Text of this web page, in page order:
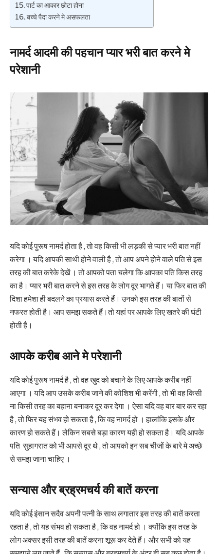
पार्ट का आकार छोटा होना
बच्चे पैदा करने मे असफलता
नामर्द आदमी की पहचान प्यार भरी बात करने मे
परेशानी
यदि कोई पुरूष नामर्द होता है , तो वह किसी भी लड़की से प्यार भरी बात नहीं
करेगा । यदि आपकी साथी होने वाली है , तो आप अपने होने वाले पति से इस
तरह की बात करेके देखें । तो आपको पता चलेगा कि आपका पति किस तरह
का है। प्यार भरी बात करने से इस तरह के लोग दूर भागते हैं। या फिर बात की
दिशा हमेशा ही बदलने का प्रयास करते हैं। उनको इस तरह की बातों से
नफरत होती है। आप समझ सकते हैं।तो यहां पर आपके लिए खतरे की घंटी
होती है।
आपके करीब आने मे परेशानी
यदि कोई पुरूष नामर्द है , तो वह खुद को बचाने के लिए आपके करीब नहीं
आएगा । यदि आप उसके करीब जाने की कोशिश भी करेंगी , तो भी वह किसी
ना किसी तरह का बहाना बनाकर दूर कर देगा । ऐसा यदि वह बार बार कर रहा
है , तो फिर यह संभव हो सकता है , कि वह नामर्द हो । हालांकि इसके और
कारण हो सकते हैं। लेकिन सबसे बड़ा कारण यही हो सकता है। यदि आपके
पति सुहागरात को भी आपसे दूर थे , तो आपको इन सब चीजों के बारे मे अच्छे
से समझ जाना चाहिए ।
सन्यास और ब्रह्रमचर्य की बातें करना
यदि कोई इंसान सदैव अपनी पत्नी के साथ लगातार इस तरह की बातें करता
रहता है , तो यह संभव हो सकता है , कि वह नामर्द हो । क्योंकि इस तरह के
लोग अक्सर इसी तरह की बातें करना शूरू कर देते हैं। और सभी को यह